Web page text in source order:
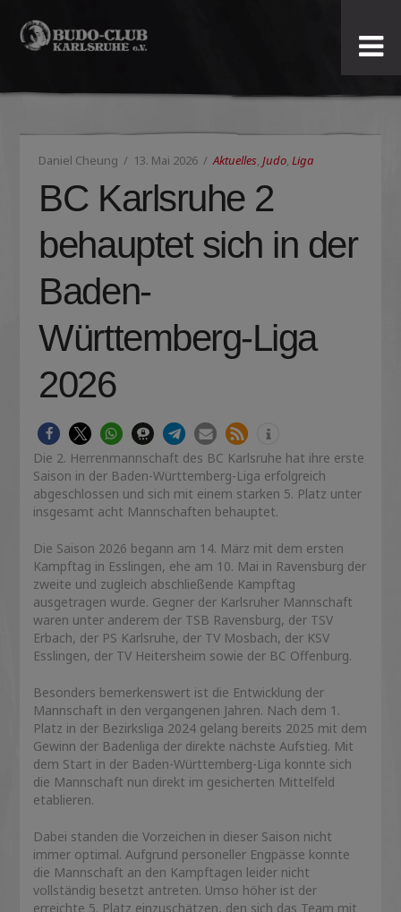
Budo-
Club
Karlsruhe
e.V.
Daniel Cheung 13. Mai 2026 Aktuelles, Judo, Liga
BC Karlsruhe 2
behauptet sich in der
Baden-
Württemberg-Liga
2026
Die 2. Herrenmannschaft des BC Karlsruhe hat ihre erste
Saison in der Baden-Württemberg-Liga erfolgreich
abgeschlossen und sich mit einem starken 5. Platz unter
insgesamt acht Mannschaften behauptet.
Die Saison 2026 begann am 14. März mit dem ersten
Kampftag in Esslingen, ehe am 10. Mai in Ravensburg der
zweite und zugleich abschließende Kampftag
ausgetragen wurde. Gegner der Karlsruher Mannschaft
waren unter anderem der TSB Ravensburg, der TSV
Erbach, der PS Karlsruhe, der TV Mosbach, der KSV
Esslingen, der TV Heitersheim sowie der BC Offenburg.
Besonders bemerkenswert ist die Entwicklung der
Mannschaft in den vergangenen Jahren. Nach dem 1.
Platz in der Bezirksliga 2024 gelang bereits 2025 mit dem
Gewinn der Badenliga der direkte nächste Aufstieg. Mit
dem Start in der Baden-Württemberg-Liga konnte sich
die Mannschaft nun direkt im gesicherten Mittelfeld
etablieren.
Dabei standen die Vorzeichen in dieser Saison nicht
immer optimal. Aufgrund personeller Engpässe konnte
die Mannschaft an den Kampftagen leider nicht
vollständig besetzt antreten. Umso höher ist der
erreichte 5. Platz einzuschätzen, den sich das Team mit